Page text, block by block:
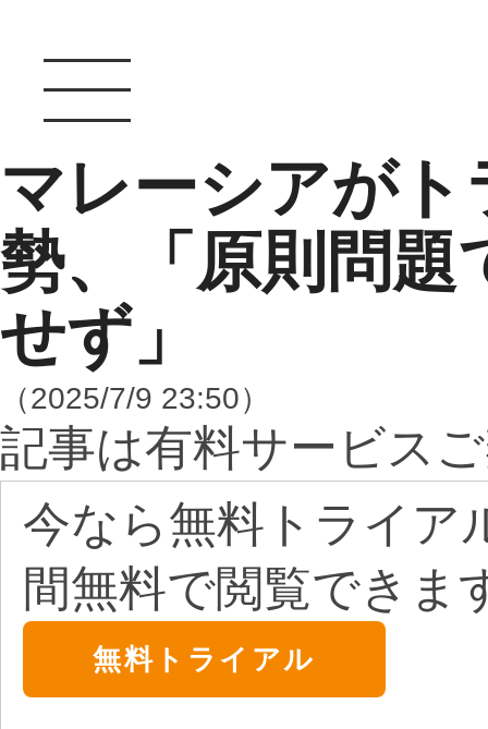
マレーシアが
勢、「原則問題
せず」
（2025/7/9 23:50）
記事は有料サービス
今なら無料トライア
間無料で閲覧できま
無料トライアル